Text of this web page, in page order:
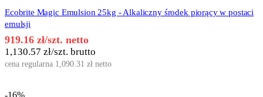
Ecobrite Magic Emulsion 25kg - Alkaliczny środek piorący w postaci
emulsji
919.16 zł/szt. netto
1,130.57 zł/szt. brutto
cena regularna 1,090.31 zł netto
-16%